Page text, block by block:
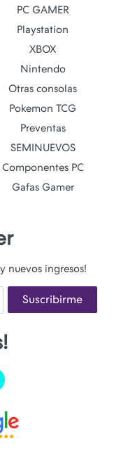
PC GAMER
Playstation
XBOX
Nintendo
Otras consolas
Pokemon TCG
Preventas
SEMINUEVOS
Componentes PC
Gafas Gamer
nuevos ingresos!
Suscribirme